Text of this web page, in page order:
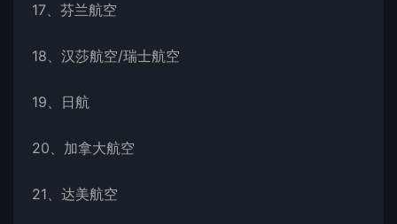
17、芬兰航空
18、汉莎航空/瑞士航空
19、日航
20、加拿大航空
21、达美航空